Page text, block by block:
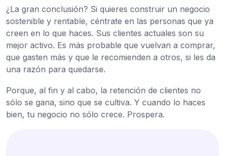
¿La gran conclusión? Si quieres construir un negocio
sostenible y rentable, céntrate en las personas que ya
creen en lo que haces. Sus clientes actuales son su
mejor activo. Es más probable que vuelvan a comprar,
que gasten más y que le recomienden a otros, si les da
una razón para quedarse.
Porque, al fin y al cabo, la retención de clientes no
sólo se gana, sino que se cultiva. Y cuando lo haces
bien, tu negocio no sólo crece. Prospera.